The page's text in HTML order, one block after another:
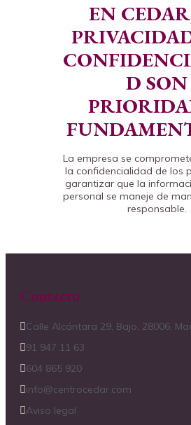
EN
D SON
La empresa se
la confidencialidad de los
garantizar que la
personal se maneje de
responsable.
Contacto
Calle Alcántara 29, Bajo, 28006,
91 947 11 63
604 865 920
info@centrocedar.com
Aviso legal